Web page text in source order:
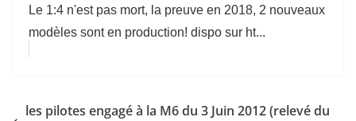
Le 1:4 n'est pas mort, la preuve en 2018, 2 nouveaux
modèles sont en production! dispo sur ht...
les pilotes engagé à la M6 du 3 Juin 2012 (relevé du